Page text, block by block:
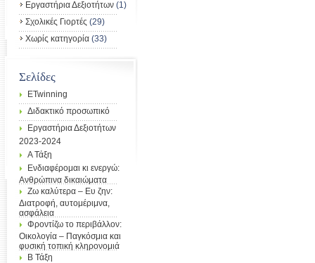
Εργαστήρια Δεξιοτήτων (1)
Σχολικές Γιορτές (29)
Χωρίς κατηγορία (33)
Σελίδες
ETwinning
Διδακτικό προσωπικό
Εργαστήρια Δεξιοτήτων
2023-2024
Α Τάξη
Ενδιαφέρομαι κι ενεργώ:
Ανθρώπινα δικαιώματα
Ζω καλύτερα – Ευ ζην:
Διατροφή, αυτομέριμνα,
ασφάλεια
Φροντίζω το περιβάλλον:
Οικολογία – Παγκόσμια και
φυσική τοπική κληρονομιά
Β Τάξη